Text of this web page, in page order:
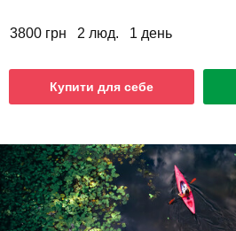
3800 грн 2 люд. 1 день
Купити для себе